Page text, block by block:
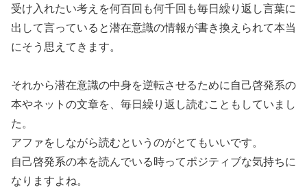
受け入れたい考えを何百回も何千回も毎日繰り返し言葉に
出して言っていると潜在意識の情報が書き換えられて本当
にそう思えてきます。
それから潜在意識の中身を逆転させるために自己啓発系の
本やネットの文章を、毎日繰り返し読むこともしていまし
た。
アファをしながら読むというのがとてもいいです。
自己啓発系の本を読んでいる時ってポジティブな気持ちに
なりますよね。